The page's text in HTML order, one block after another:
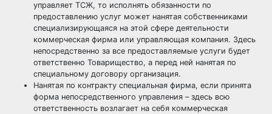
управляет ТСЖ, то исполнять обязанности по
предоставлению услуг может нанятая собственниками
специализирующаяся на этой сфере деятельности
коммерческая фирма или управляющая компания. Здесь
непосредственно за все предоставляемые услуги будет
ответственно Товарищество, а перед ней нанятая по
специальному договору организация.
Нанятая по контракту специальная фирма, если принята
форма непосредственного управления – здесь всю
ответственность возлагает на себя коммерческая